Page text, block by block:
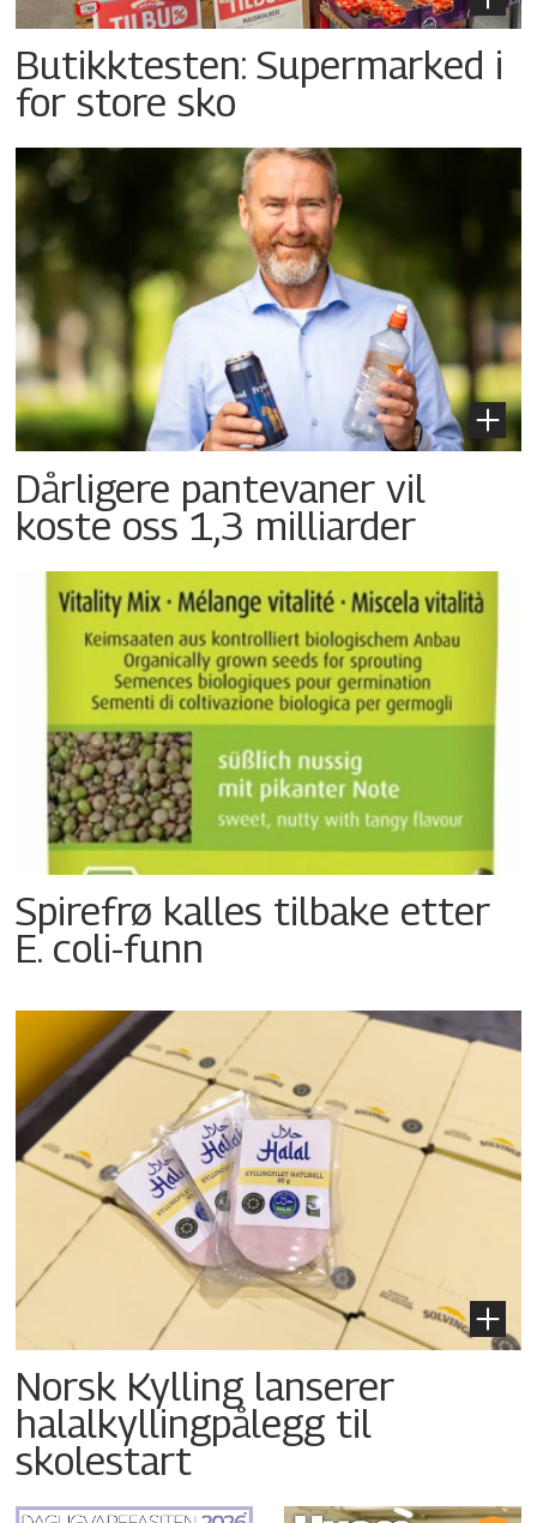
Butikktesten: Supermarked i
for store sko
Dårligere pantevaner vil
koste oss 1,3 milliarder
Spirefrø kalles tilbake etter
E. coli-funn
Norsk Kylling lanserer
halalkyllingpålegg til
skolestart